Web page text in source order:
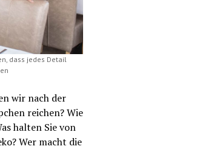
dass jedes Detail
wir nach der
reichen? Wie
halten Sie von
Wer macht die